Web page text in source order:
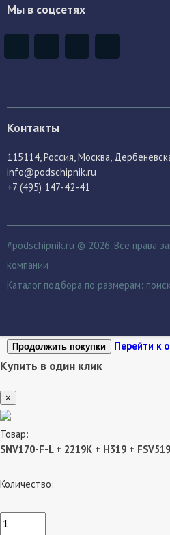
Мы в соцсетях
Контакты
115114 , Россия, Москва,
info@podschipnik.ru
+7 (495) 147-42-41
#podschipnik.ru © 2026. Все права
компании
Каталог подбора по размерам:
Продолжить покупки Перейти к
Купить в один клик
×
Товар:
SNV170-F-L + 2219K + H319 + FSV519
Количество: